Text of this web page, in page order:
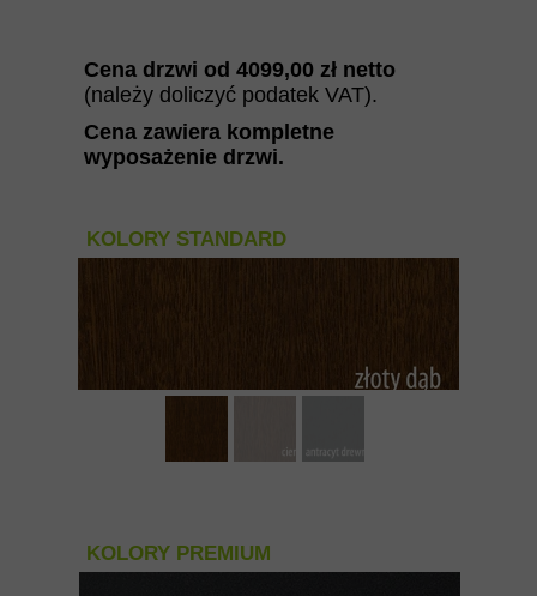
Cena zawiera kompletne
wyposażenie drzwi.
Cena drzwi od 4099,00 zł netto
(należy doliczyć podatek VAT).
KOLORY PREMIUM
KOLORY STANDARD